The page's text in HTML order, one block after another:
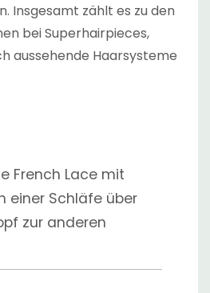
Insgesamt zählt es zu den
bei Superhairpieces,
aussehende Haarsysteme
French Lace mit
einer Schläfe über
zur anderen